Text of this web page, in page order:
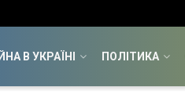
В УКРАЇНІ ПОЛІТИКА